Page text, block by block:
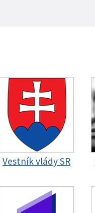
Vestník vlády SR